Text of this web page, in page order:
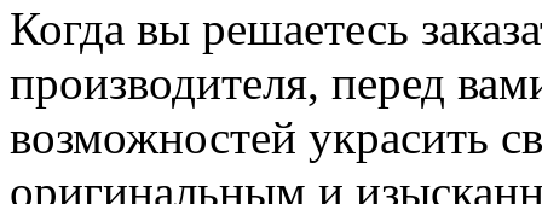
Когда вы решаетесь
производителя, перед
возможностей украсить
оригинальным и